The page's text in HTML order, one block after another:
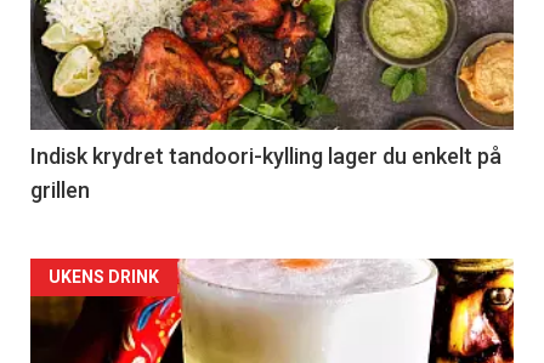
Indisk krydret tandoori-kylling lager du enkelt på
grillen
Forsiden
akkurat
UKENS DRINK